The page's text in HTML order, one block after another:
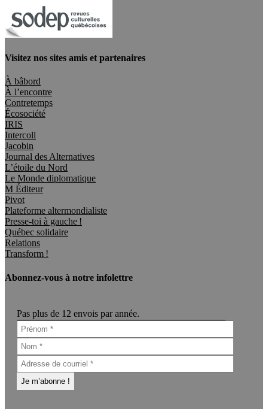
Visitez nos sites amis et partenaires
À bâbord
À l’encontre
Contretemps
Écosociété
IRIS
Intercoll
Jacobin
Journal des Alternatives
L’étoile du Nord
Le Monde diplomatique
M Éditeur
Pivot
Plateforme altermondialiste
Presse-toi à gauche !
Québec solidaire
Relations
Transform !
Abonnez-vous à notre infolettre
Pas plus de 12 envois par année.